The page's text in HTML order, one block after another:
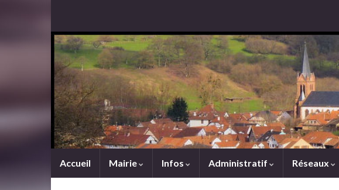
Accueil Mairie Infos Administratif Réseaux